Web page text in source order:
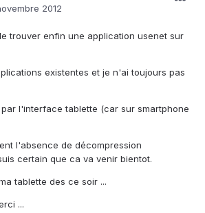
2012
trouver enfin une application usenet sur
existentes et je n'ai toujours pas
l'interface tablette (car sur smartphone
l'absence de décompression
certain que ca va venir bientot.
tablette des ce soir ...
...